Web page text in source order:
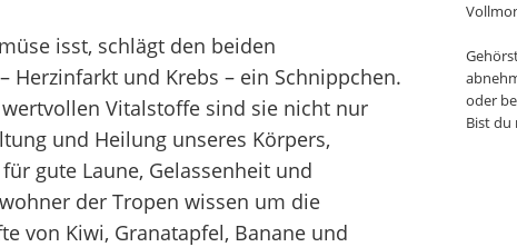
oder
Bist du
isst, schlägt den beiden
Herzinfarkt und Krebs – ein Schnippchen.
Vitalstoffe sind sie nicht nur
und Heilung unseres Körpers,
gute Laune, Gelassenheit und
der Tropen wissen um die
von Kiwi, Granatapfel, Banane und